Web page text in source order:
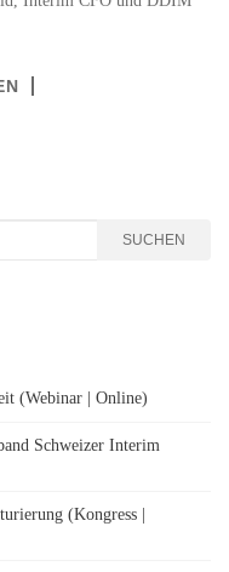
SUCHEN
(Webinar | Online)
Schweizer Interim
(Kongress |